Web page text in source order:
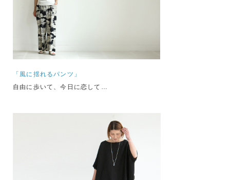
「風に揺れるパンツ」
自由に歩いて、今日に恋して…